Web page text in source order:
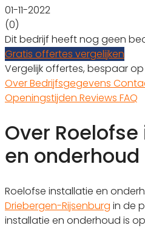
01-11-2022
(0)
Dit bedrijf heeft nog geen
Gratis offertes vergelijken
Vergelijk offertes, bespaar
OverBedrijfsgegevens
Openingstijden Reviews FAQ
Over
en onderhoud
Roelofse installatie en
Driebergen-Rijsenburg in de
installatie en onderhoud is